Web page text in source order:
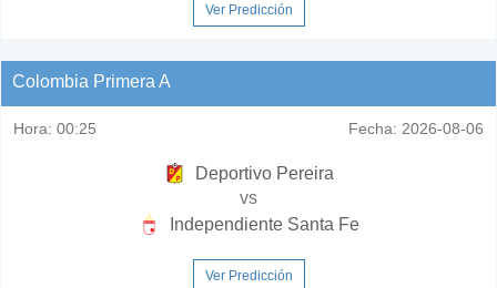
Ver Predicción
Colombia Primera A
Hora: 00:25 Fecha: 2026-08-06
Deportivo Pereira
vs
Independiente Santa Fe
Ver Predicción